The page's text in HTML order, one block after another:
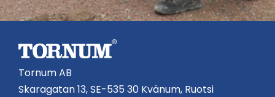
Tornum AB
Skaragatan 13, SE-535 30 Kvänum, Ruotsi